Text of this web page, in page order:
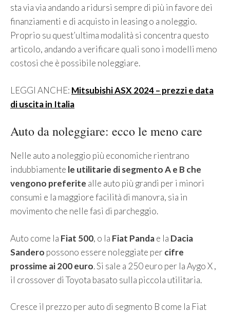
sta via via andando a ridursi sempre di più in favore dei
finanziamenti e di acquisto in leasing o a noleggio.
Proprio su quest’ultima modalità si concentra questo
articolo, andando a verificare quali sono i modelli meno
costosi che è possibile noleggiare.
LEGGI ANCHE: Mitsubishi ASX 2024 – prezzi e data
di uscita in Italia
Auto da noleggiare: ecco le meno care
Nelle auto a noleggio più economiche rientrano
indubbiamente le utilitarie di segmento A e B che
vengono preferite alle auto più grandi per i minori
consumi e la maggiore facilità di manovra, sia in
movimento che nelle fasi di parcheggio.
Auto come la Fiat 500, o la Fiat Pandae la Dacia
Sandero possono essere noleggiate per cifre
prossime ai 200 euro. Si sale a 250 euro per la Aygo X ,
il crossover di Toyota basato sulla piccola utilitaria.
Cresce il prezzo per auto di segmento B come la Fiat